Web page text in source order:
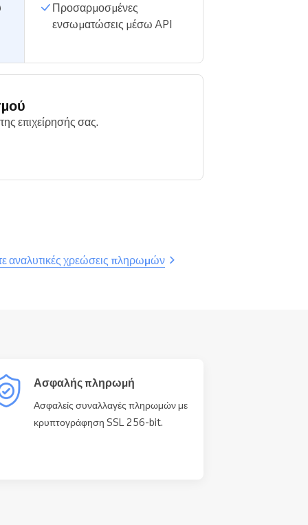
Προσαρμοσμένες
ενσωματώσεις μέσω API
επιχείρησής σας.
αναλυτικές χρεώσεις πληρωμών
Ασφαλής πληρωμή
Ασφαλείς συναλλαγές πληρωμών με
κρυπτογράφηση SSL 256-bit.